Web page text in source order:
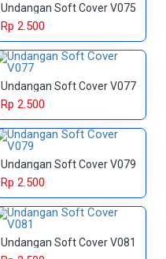
Undangan Soft Cover V075
Rp 2.500
Undangan Soft Cover V077
Rp 2.500
Undangan Soft Cover V079
Rp 2.500
Undangan Soft Cover V081